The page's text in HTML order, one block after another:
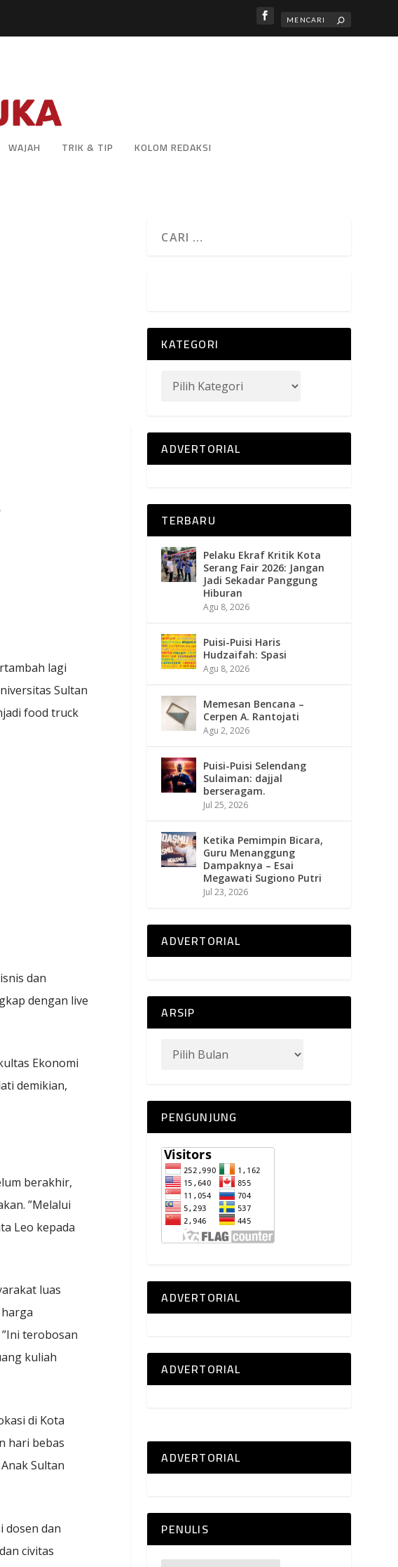
WAJAH TRIK & TIP KOLOM REDAKSI
lagi
Sultan
food truck
dan
dengan live
Ekonomi
demikian,
berakhir,
”Melalui
Leo kepada
luas
terobosan
kuliah
di Kota
hari bebas
Sultan
dosen dan
civitas
KATEGORI
ADVERTORIAL
TERBARU
Pelaku Ekraf Kritik Kota
Serang Fair 2026: Jangan
Jadi Sekadar Panggung
Hiburan
Agu 8, 2026
Puisi-Puisi Haris
Hudzaifah: Spasi
Agu 8, 2026
Memesan Bencana –
Cerpen A. Rantojati
Agu 2, 2026
Puisi-Puisi Selendang
Sulaiman: dajjal
berseragam.
Jul 25, 2026
Ketika Pemimpin Bicara,
Guru Menanggung
Dampaknya – Esai
Megawati Sugiono Putri
Jul 23, 2026
ADVERTORIAL
ARSIP
PENGUNJUNG
ADVERTORIAL
ADVERTORIAL
ADVERTORIAL
PENULIS